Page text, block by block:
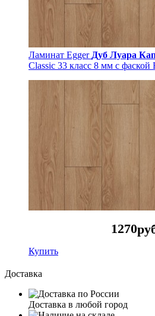
Ламинат Egger Дуб Луара
Classic 33 класс 8 мм с фаской
1270
Купить
Доставка
Доставка в любой город